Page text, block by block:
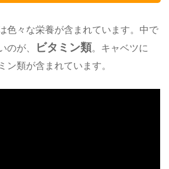
色々な栄養が含まれています。中で
のが、
ビタミン類。キャベツに
ン類が含まれています。